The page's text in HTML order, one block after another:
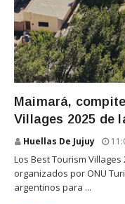
Maimará,
Villages 2025 de
Huellas De Jujuy
Los Best Tourism
organizados por ONU
argentinos para ...